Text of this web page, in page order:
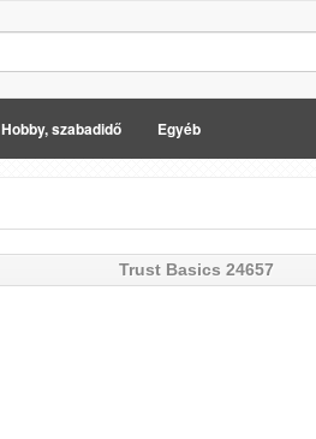
Hobby, szabadidő Egyéb
Trust Basics 24657